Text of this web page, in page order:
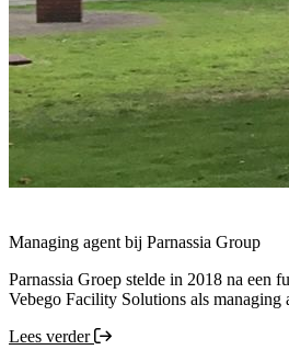
Managing agent bij Parnassia Group
Parnassia Groep stelde in 2018 na een
Vebego Facility Solutions als managing
Lees verder